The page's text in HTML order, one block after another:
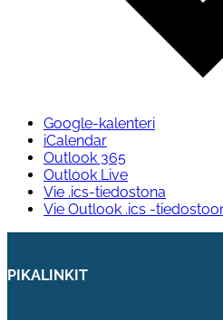
Google-kalenteri
iCalendar
Outlook 365
Outlook Live
Vie .ics-tiedostona
Vie Outlook .ics -
PIKALINKIT